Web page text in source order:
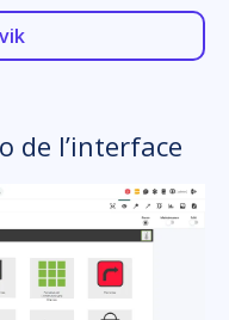
de l’interface